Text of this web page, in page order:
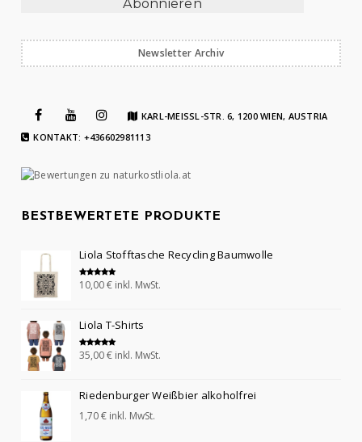
Newsletter Archiv
KARL-MEISSL-STR. 6, 1200 WIEN, AUSTRIA
KONTAKT: +436602981113
BESTBEWERTETE PRODUKTE
Liola Stofftasche Recycling Baumwolle
Bewertet mit
5.00
10,00€ inkl. MwSt.
Liola T-Shirts
Bewertet mit
5.00
35,00€ inkl. MwSt.
Riedenburger Weißbier alkoholfrei
1,70€ inkl. MwSt.